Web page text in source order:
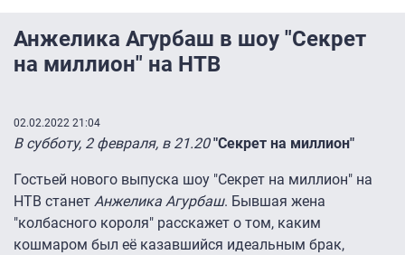
Анжелика Агурбаш в шоу "Секрет
на миллион" на НТВ
02.02.2022 21:04
В субботу, 2 февраля, в 21.20 "Секрет на миллион"
Гостьей нового выпуска шоу "Секрет на миллион" на
НТВ станет Анжелика Агурбаш. Бывшая жена
"колбасного короля" расскажет о том, каким
кошмаром был её казавшийся идеальным брак,